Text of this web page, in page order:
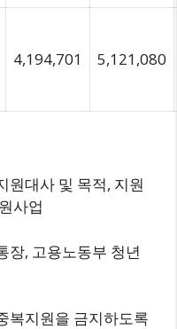
4,194,701 5,121,080
원대사 및 목적, 지원
사업
장, 고용노동부 청년
복지원을 금지하도록